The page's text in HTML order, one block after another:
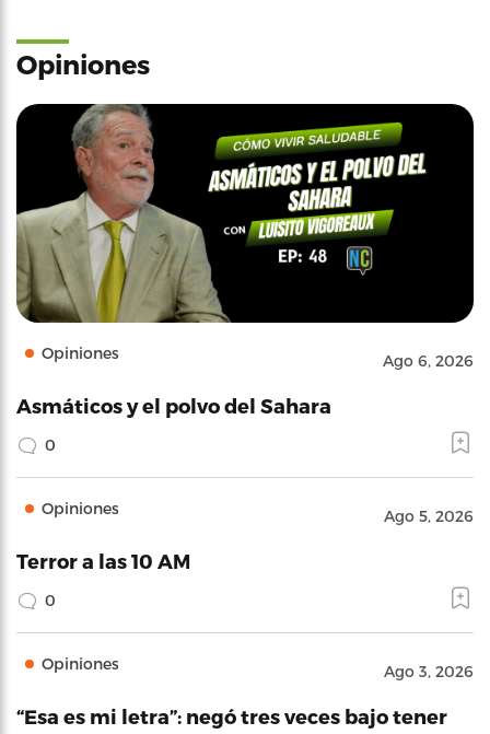
Opiniones
Opiniones Ago 6, 2026
Asmáticos y el polvo del Sahara
0
Opiniones Ago 5, 2026
Terror a las 10 AM
0
Opiniones Ago 3, 2026
“Esa es mi letra”: negó tres veces bajo tener